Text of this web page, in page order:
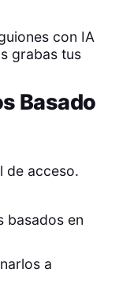
con IA
grabas tus
Basado
de acceso.
basados en
a